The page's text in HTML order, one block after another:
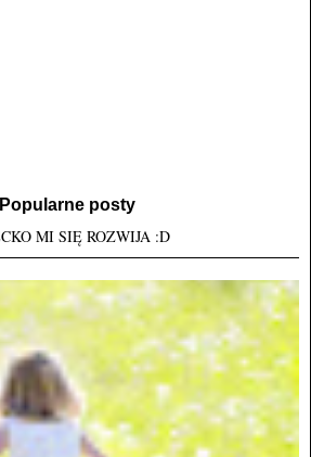
Popularne posty
MI SIĘ ROZWIJA :D